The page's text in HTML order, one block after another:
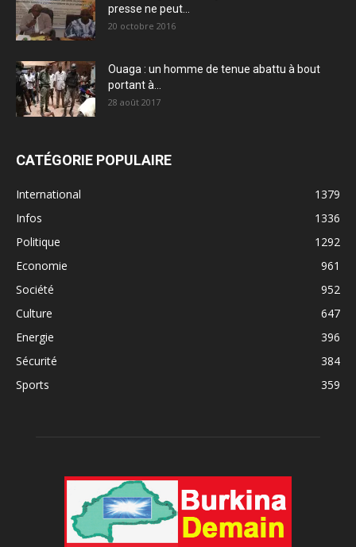
presse ne peut...
20 octobre 2016
Ouaga : un homme de tenue abattu à bout
portant à...
28 août 2017
CATÉGORIE POPULAIRE
International
1379
Infos
1336
Politique
1292
Economie
961
Société
952
Culture
647
Energie
396
Sécurité
384
Sports
359